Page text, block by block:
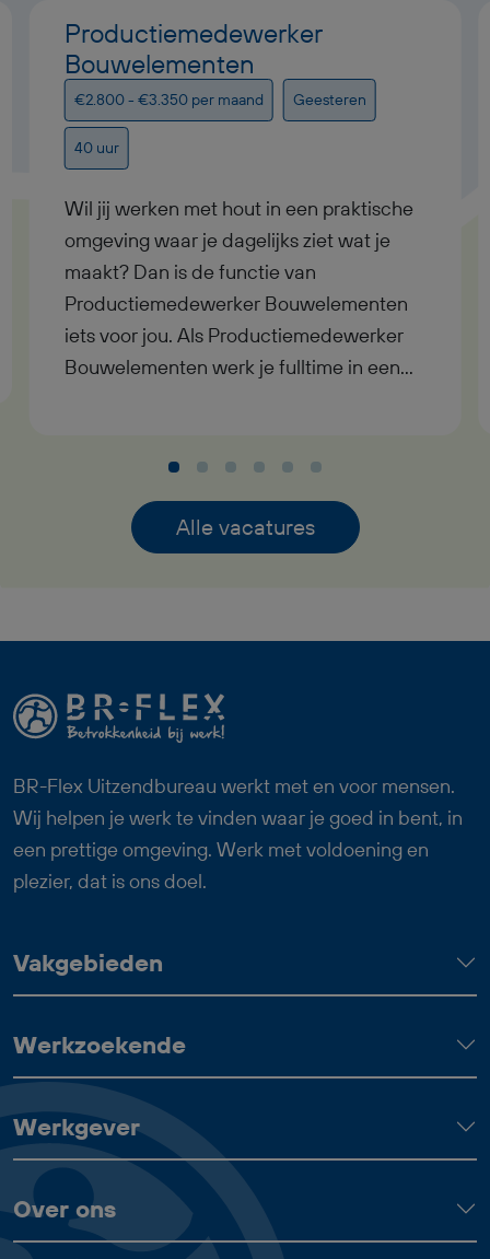
Productiemedewerker
Bouwelementen
€2.800 - €3.350 per maand Geesteren
40 uur
Wil jij werken met hout in een praktische
omgeving waar je dagelijks ziet wat je
maakt? Dan is de functie van
Productiemedewerker Bouwelementen
iets voor jou. Als Productiemedewerker
Bouwelementen werk je fulltime in een
onderdelen samenstelt tot complete
ontvangt een bruto maandsalaris tussen
€2.800,- en €3.350,-, werkt in dagdienst
een vaste baan. Deze functie als
Productiemedewerker Bouwelementen
past goed bij iemand die graag met zijn
handen werkt, nauwkeurig is en trots wil
zijn op het eindresultaat.
Alle vacatures
BR-Flex Uitzendbureau werkt met en voor mensen.
Wij helpen je werk te vinden waar je goed in bent, in
een prettige omgeving. Werk met voldoening en
plezier, dat is ons doel.
Vakgebieden
Werkzoekende
Werkgever
Over ons